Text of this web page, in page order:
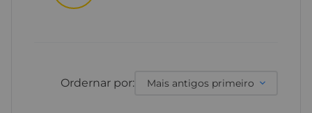
Ordernar por: Mais antigos primeiro